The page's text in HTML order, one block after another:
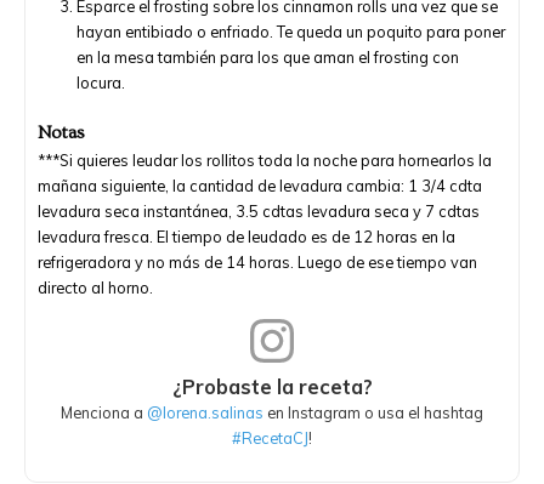
Esparce el frosting sobre los cinnamon rolls una vez que se
hayan entibiado o enfriado. Te queda un poquito para poner
en la mesa también para los que aman el frosting con
locura.
Notas
***Si quieres leudar los rollitos toda la noche para hornearlos la
mañana siguiente, la cantidad de levadura cambia: 1 3/4 cdta
levadura seca instantánea, 3.5 cdtas levadura seca y 7 cdtas
levadura fresca. El tiempo de leudado es de 12 horas en la
refrigeradora y no más de 14 horas. Luego de ese tiempo van
directo al horno.
¿Probaste la receta?
Menciona a @lorena.salinas en Instagram o usa el hashtag
#RecetaCJ!